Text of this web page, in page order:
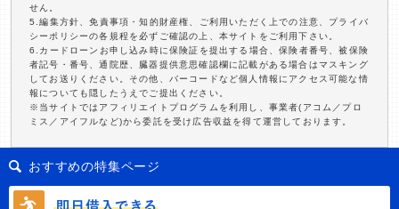
せん。
5.編集方針、免責事項・知的財産権、ご利用いただく上での注意、プライバ
シーポリシーの各規程を必ずご確認の上、本サイトをご利用下さい。
6.カードローンお申し込み時に保険証を提出する場合、保険者番号、被保険
者記号・番号、通院歴、臓器提供意思確認欄に記載がある場合はマスキング
してお送りください。その他、バーコードなど個人情報にアクセス可能な情
報についても隠したうえでご提出ください。
※当サイトではアフィリエイトプログラムを利用し、事業者(アコム／プロ
ミス／アイフルなど)から委託を受け広告収益を得て運営しております。
おすすめの特集ページ